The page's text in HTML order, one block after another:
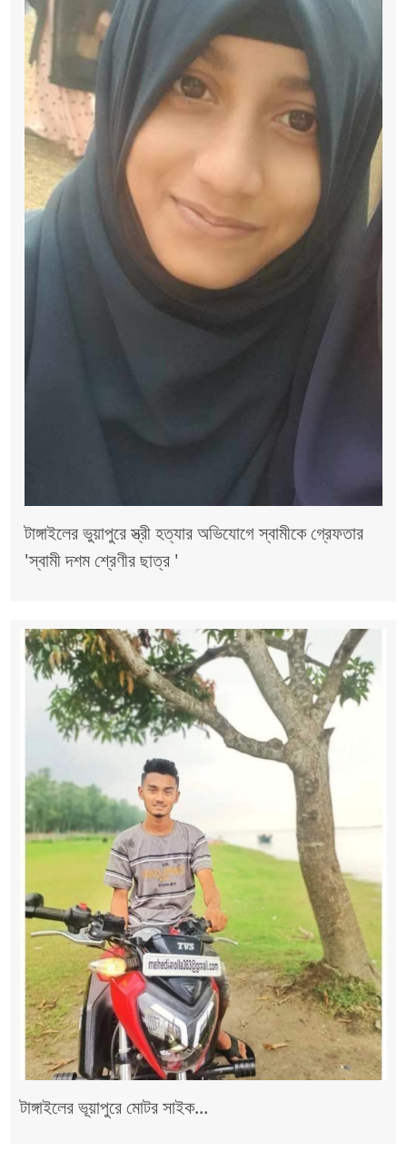
টাঙ্গাইলের ভুয়াপুরে স্ত্রী হত্যার অভিযোগে স্বামীকে গ্রেফতার
'স্বামী দশম শ্রেণীর ছাত্র '
টাঙ্গাইলের ভূয়াপুরে মোটর সাইক...